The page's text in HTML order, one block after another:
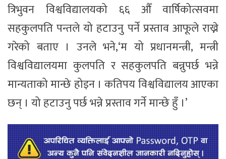
त्रिभुवन विश्वविद्यालयको ६६ औँ वार्षिकोत्सवमा
सहकुलपति पन्तले यो हटाउनु पर्ने प्रस्ताव आफूले राख्ने
गरेको बताए । उनले भने,‘म यो प्रधानमन्त्री, मन्त्री
विश्वविद्यालयमा कुलपति र सहकुलपति बन्नुपर्छ भन्ने
मान्यताको मान्छे होइन । कतिपय विश्वविद्यालय आएका
छन् । यो हटाउनु पर्छ भन्ने प्रस्ताव गर्ने मान्छे हुँ ।’